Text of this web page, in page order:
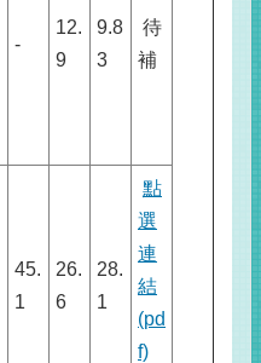
-
12.
9
9.8
3
待
補
45.
1
26.
6
28.
1
點
選
連
結
(pd
f)